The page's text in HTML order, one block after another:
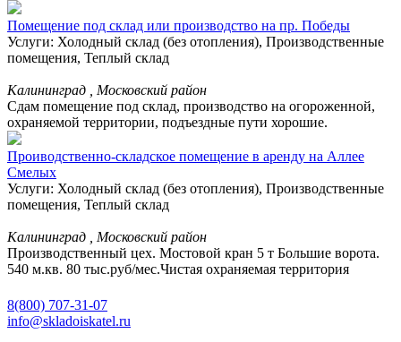
Помещение под склад или производство на пр. Победы
Услуги: Холодный склад (без отопления), Производственные
помещения, Теплый склад
Калининград , Московский район
Сдам помещение под склад, производство на огороженной,
охраняемой территории, подъездные пути хорошие.
Проиводственно-складское помещение в аренду на Аллее
Смелых
Услуги: Холодный склад (без отопления), Производственные
помещения, Теплый склад
Калининград , Московский район
Производственный цех. Мостовой кран 5 т Большие ворота.
540 м.кв. 80 тыс.руб/мес.Чистая охраняемая территория
8(800) 707-31-07
info@skladoiskatel.ru